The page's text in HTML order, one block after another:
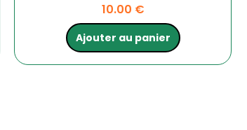
10.00 €
Ajouter au panier